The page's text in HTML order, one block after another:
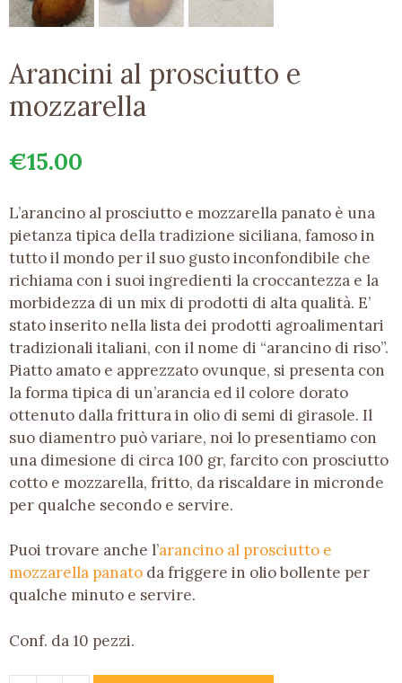
Arancini al prosciutto e
mozzarella
€15.00
L’arancino al prosciutto e mozzarella panato è una
pietanza tipica della tradizione siciliana, famoso in
tutto il mondo per il suo gusto inconfondibile che
richiama con i suoi ingredienti la croccantezza e la
morbidezza di un mix di prodotti di alta qualità. E’
stato inserito nella lista dei prodotti agroalimentari
tradizionali italiani, con il nome di “arancino di riso”.
Piatto amato e apprezzato ovunque, si presenta con
la forma tipica di un’arancia ed il colore dorato
ottenuto dalla frittura in olio di semi di girasole. Il
suo diamentro può variare, noi lo presentiamo con
una dimesione di circa 100 gr, farcito con prosciutto
cotto e mozzarella, fritto, da riscaldare in micronde
per qualche secondo e servire.
Puoi trovare anche l’arancino al prosciutto e
mozzarella panato da friggere in olio bollente per
qualche minuto e servire.
Conf. da 10 pezzi.